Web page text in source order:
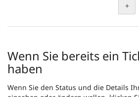
+
Wenn Sie bereits ein
haben
Wenn Sie den Status und die Details